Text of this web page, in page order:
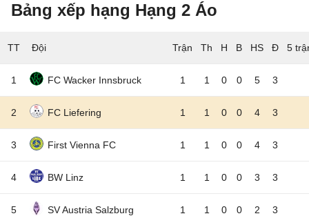
Bảng xếp hạng Hạng 2 Áo
TT Đội 5
1 FC Wacker Innsbruck 1 1 0 0 5 3
2 FC Liefering 1 1 0 0 4 3
3 First Vienna FC 1 1 0 0 4 3
4 BW Linz 1 1 0 0 3 3
5 SV Austria Salzburg 1 1 0 0 2 3